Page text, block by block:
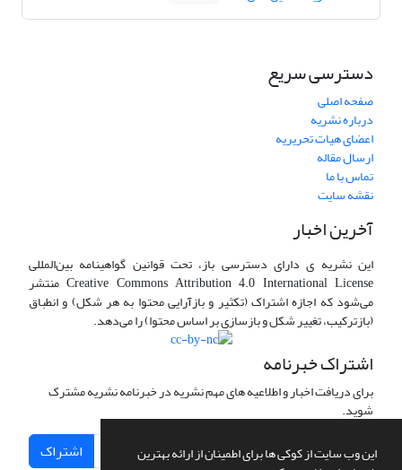
این وب سایت از کوکی ها برای اطمینان از ارائه بهترین
دسترسی سریع
صفحه اصلی
درباره نشریه
اعضای هیات تحریریه
ارسال مقاله
تماس با ما
نقشه سایت
آخرین اخبار
این نشریه ی دارای دسترسی باز، تحت قوانین گواهینامه بین‌المللی
Creative Commons Attribution 4.0 International License منتشر
می‌شود که اجازه اشتراک (تکثیر و بازآرایی محتوا به هر شکل) و انطباق
(بازترکیب، تغییر شکل و بازسازی بر اساس محتوا) را می‌دهد.
اشتراک خبرنامه
برای دریافت اخبار و اطلاعیه های مهم نشریه در خبرنامه نشریه مشترک
شوید.
اشتراک